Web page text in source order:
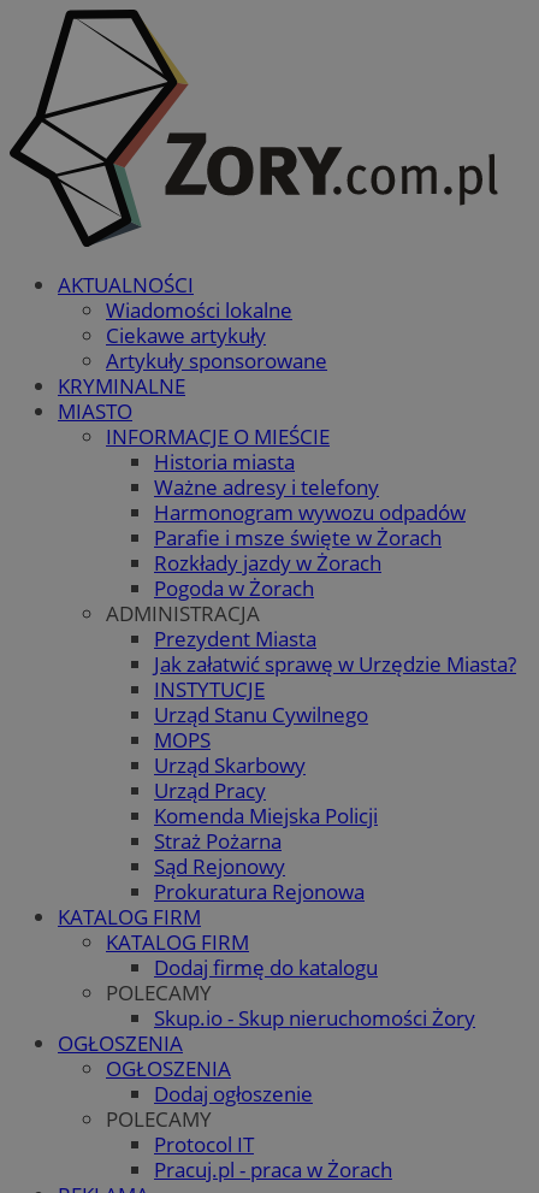
AKTUALNOŚCI
Wiadomości lokalne
Ciekawe artykuły
Artykuły sponsorowane
KRYMINALNE
MIASTO
INFORMACJE O MIEŚCIE
Historia miasta
Ważne adresy i telefony
Harmonogram wywozu odpadów
Parafie i msze święte w Żorach
Rozkłady jazdy w Żorach
Pogoda w Żorach
ADMINISTRACJA
Prezydent Miasta
Jak załatwić sprawę w Urzędzie Miasta?
INSTYTUCJE
Urząd Stanu Cywilnego
MOPS
Urząd Skarbowy
Urząd Pracy
Komenda Miejska Policji
Straż Pożarna
Sąd Rejonowy
Prokuratura Rejonowa
KATALOG FIRM
KATALOG FIRM
Dodaj firmę do katalogu
POLECAMY
Skup.io - Skup nieruchomości Żory
OGŁOSZENIA
OGŁOSZENIA
Dodaj ogłoszenie
POLECAMY
Protocol IT
Pracuj.pl - praca w Żorach